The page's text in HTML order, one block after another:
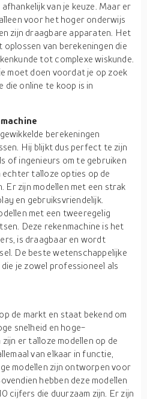
van je keuze. Maar er
voor het hoger onderwijs
zijn draagbare apparaten. Het
van berekeningen die
tot complexe wiskunde.
moet doen voordat je op zoek
die online te koop is in
berekeningen
Hij blijkt dus perfect te zijn
of ingenieurs om te gebruiken
echter talloze opties op de
Er zijn modellen met een strak
en gebruiksvriendelijk.
met een tweeregelig
Deze rekenmachine is het
is draagbaar en wordt
De beste wetenschappelijke
je zowel professioneel als
de markt en staat bekend om
snelheid en hoge-
er talloze modellen op de
van elkaar in functie,
modellen zijn ontworpen voor
hebben deze modellen
cijfers die duurzaam zijn. Er zijn